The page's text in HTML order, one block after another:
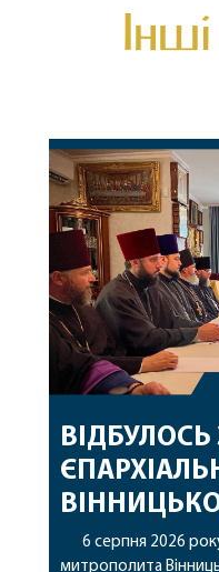
ВІДБУЛОСЬ
6 серпня 2026
митрополита